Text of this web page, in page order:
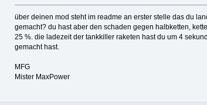
über deinen mod steht im readme an erster stelle das du
gemacht? du hast aber den schaden gegen halbketten,
25 %. die ladezeit der tankkiller raketen hast du um 4
gemacht hast.
MFG
Mister MaxPower